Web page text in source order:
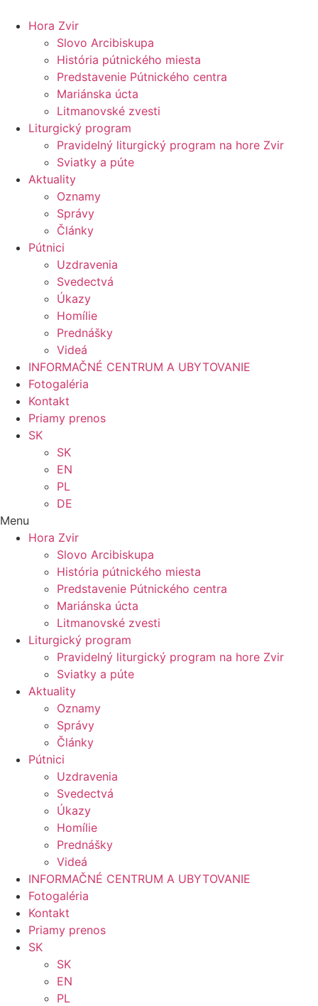
Hora Zvir
Slovo Arcibiskupa
História pútnického miesta
Predstavenie Pútnického centra
Mariánska úcta
Litmanovské zvesti
Liturgický program
Pravidelný liturgický program na hore Zvir
Sviatky a púte
Aktuality
Oznamy
Správy
Články
Pútnici
Uzdravenia
Svedectvá
Úkazy
Homílie
Prednášky
Videá
INFORMAČNÉ CENTRUM A UBYTOVANIE
Fotogaléria
Kontakt
Priamy prenos
SK
SK
EN
PL
DE
Menu
Hora Zvir
Slovo Arcibiskupa
História pútnického miesta
Predstavenie Pútnického centra
Mariánska úcta
Litmanovské zvesti
Liturgický program
Pravidelný liturgický program na hore Zvir
Sviatky a púte
Aktuality
Oznamy
Správy
Články
Pútnici
Uzdravenia
Svedectvá
Úkazy
Homílie
Prednášky
Videá
INFORMAČNÉ CENTRUM A UBYTOVANIE
Fotogaléria
Kontakt
Priamy prenos
SK
SK
EN
PL